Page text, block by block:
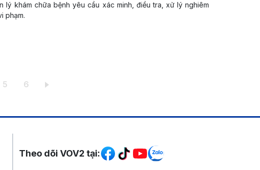
lý khám chữa bệnh yêu cầu xác minh, điều tra, xử lý nghiêm
phạm.
Trang
5 Trang
6
Mạng xã hội
Theo dõi VOV2 tại: